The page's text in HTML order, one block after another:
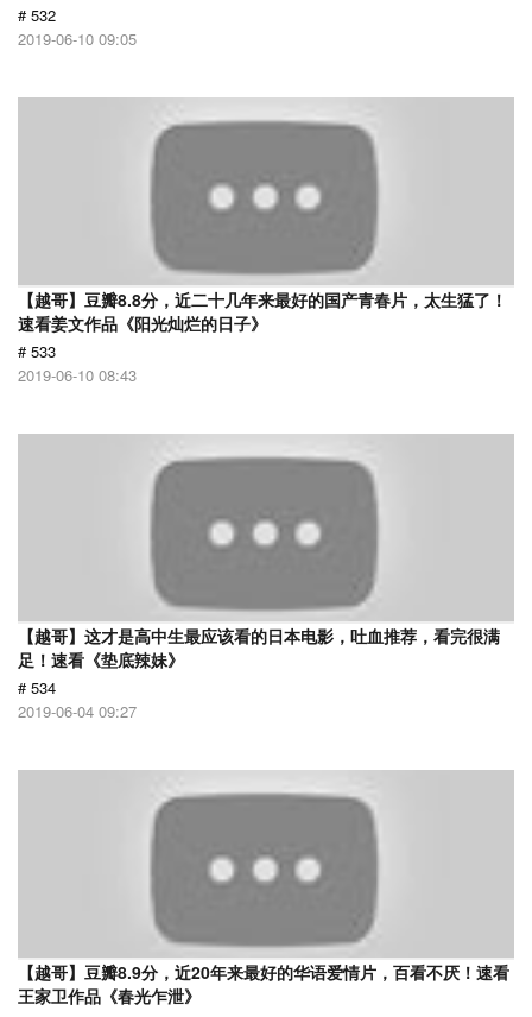
# 532
2019-06-10 09:05
【越哥】豆瓣8.8分，近二十几年来最好的国产青春片，太生猛了！
速看姜文作品《阳光灿烂的日子》
# 533
2019-06-10 08:43
【越哥】这才是高中生最应该看的日本电影，吐血推荐，看完很满
足！速看《垫底辣妹》
# 534
2019-06-04 09:27
【越哥】豆瓣8.9分，近20年来最好的华语爱情片，百看不厌！速看
王家卫作品《春光乍泄》